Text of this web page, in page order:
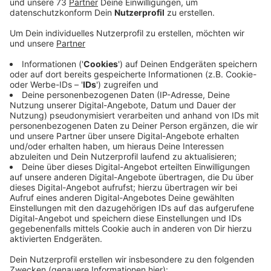
überlegt, um zu beweisen, dass Naturgärten nicht nur
können. Die Stadt will zusammen mit dem
Naturschutzbund 3 Bocholter Kiesgärten im nächsten
Jahr umgestalten, umweltgerecht und pflegeleicht.
Der Clou dabei: der Besitzer zahlt nichts und hat auch
keine Arbeit damit. Entstanden ist die Idee, als der
NABU nachgefragt hat, was jeder einzelne Bürger
glaubt für den Umweltschutz tun zu können. Und
deshalb will der NABU handeln. Wenn ihr sagt: Super
Idee. Da bin ich dabei, einfach beim NABU oder der
Stadt melden:
Lisa Heider vom NABU Bocholt unter E-Mail
lisaheider335@gmail.com
Mail ana.theuricht@mail.bocholt.demelden.